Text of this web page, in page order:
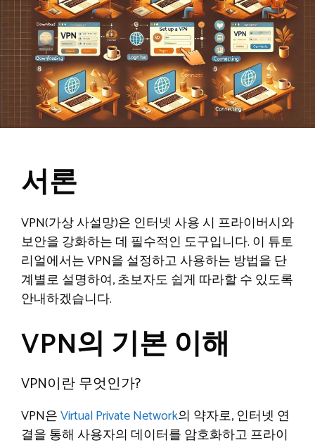
서론
VPN(가상 사설망)은 인터넷 사용 시 프라이버시와
보안을 강화하는 데 필수적인 도구입니다. 이 튜토
리얼에서는 VPN을 설정하고 사용하는 방법을 단
계별로 설명하여, 초보자도 쉽게 따라할 수 있도록
안내하겠습니다.
VPN의 기본 이해
VPN이란 무엇인가?
VPN은Virtual Private Network의 약자로, 인터넷 연
결을 통해 사용자의 데이터를 암호화하고 프라이